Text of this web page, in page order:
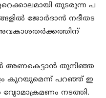
തുടരുന്ന പ
ജോര്‍ദാന്‍ നദീതട
അണകെട്ടാന്‍ തുനിഞ്ഞ
കുറയുമെന്ന് പറഞ്ഞ് ഇ
നടത്തി.